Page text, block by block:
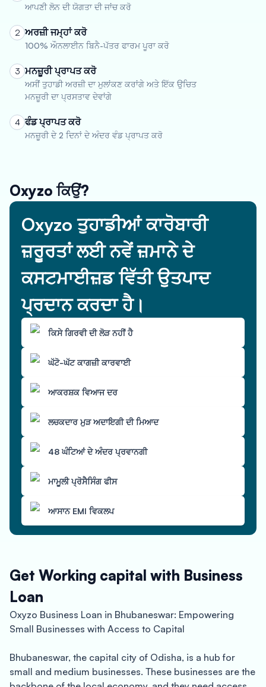
ਆਪਣੀ ਲੋਨ ਦੀ ਯੋਗਤਾ ਦੀ ਜਾਂਚ ਕਰੋ
2 ਅਰਜ਼ੀ ਜਮ੍ਹਾਂ ਕਰੋ
100% ਔਨਲਾਈਨ ਬਿਨੈ-ਪੱਤਰ ਫਾਰਮ ਪੂਰਾ ਕਰੋ
3 ਮਨਜ਼ੂਰੀ ਪ੍ਰਾਪਤ ਕਰੋ
ਅਸੀਂ ਤੁਹਾਡੀ ਅਰਜ਼ੀ ਦਾ ਮੁਲਾਂਕਣ ਕਰਾਂਗੇ ਅਤੇ ਇੱਕ ਉਚਿਤ
ਮਨਜ਼ੂਰੀ ਦਾ ਪ੍ਰਸਤਾਵ ਦੇਵਾਂਗੇ
4 ਫੰਡ ਪ੍ਰਾਪਤ ਕਰੋ
ਮਨਜ਼ੂਰੀ ਦੇ 2 ਦਿਨਾਂ ਦੇ ਅੰਦਰ ਵੰਡ ਪ੍ਰਾਪਤ ਕਰੋ
Oxyzo ਕਿਉਂ?
Oxyzo ਤੁਹਾਡੀਆਂ ਕਾਰੋਬਾਰੀ
ਜ਼ਰੂਰਤਾਂ ਲਈ ਨਵੇਂ ਜ਼ਮਾਨੇ ਦੇ
ਕਸਟਮਾਈਜ਼ਡ ਵਿੱਤੀ ਉਤਪਾਦ
ਪ੍ਰਦਾਨ ਕਰਦਾ ਹੈ।
ਕਿਸੇ ਗਿਰਵੀ ਦੀ ਲੋੜ ਨਹੀਂ ਹੈ
ਘੱਟੋ-ਘੱਟ ਕਾਗਜ਼ੀ ਕਾਰਵਾਈ
ਆਕਰਸ਼ਕ ਵਿਆਜ ਦਰ
ਲਚਕਦਾਰ ਮੁੜ ਅਦਾਇਗੀ ਦੀ ਮਿਆਦ
48 ਘੰਟਿਆਂ ਦੇ ਅੰਦਰ ਪ੍ਰਵਾਨਗੀ
ਮਾਮੂਲੀ ਪ੍ਰੋਸੈਸਿੰਗ ਫੀਸ
ਆਸਾਨ EMI ਵਿਕਲਪ
Get Working capital with Business
Loan
Oxyzo Business Loan in Bhubaneswar: Empowering
Small Businesses with Access to Capital
Bhubaneswar, the capital city of Odisha, is a hub for
small and medium businesses. These businesses are the